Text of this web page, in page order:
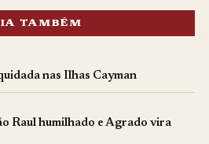
TAMBÉM
nas Ilhas Cayman
Raul humilhado e Agrado vira